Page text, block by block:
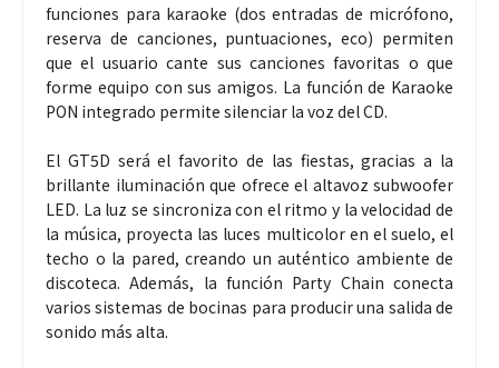
funciones para karaoke (dos entradas de micrófono,
reserva de canciones, puntuaciones, eco) permiten
que el usuario cante sus canciones favoritas o que
forme equipo con sus amigos. La función de Karaoke
PON integrado permite silenciar la voz del CD.
El GT5D será el favorito de las fiestas, gracias a la
brillante iluminación que ofrece el altavoz subwoofer
LED. La luz se sincroniza con el ritmo y la velocidad de
la música, proyecta las luces multicolor en el suelo, el
techo o la pared, creando un auténtico ambiente de
discoteca. Además, la función Party Chain conecta
varios sistemas de bocinas para producir una salida de
sonido más alta.